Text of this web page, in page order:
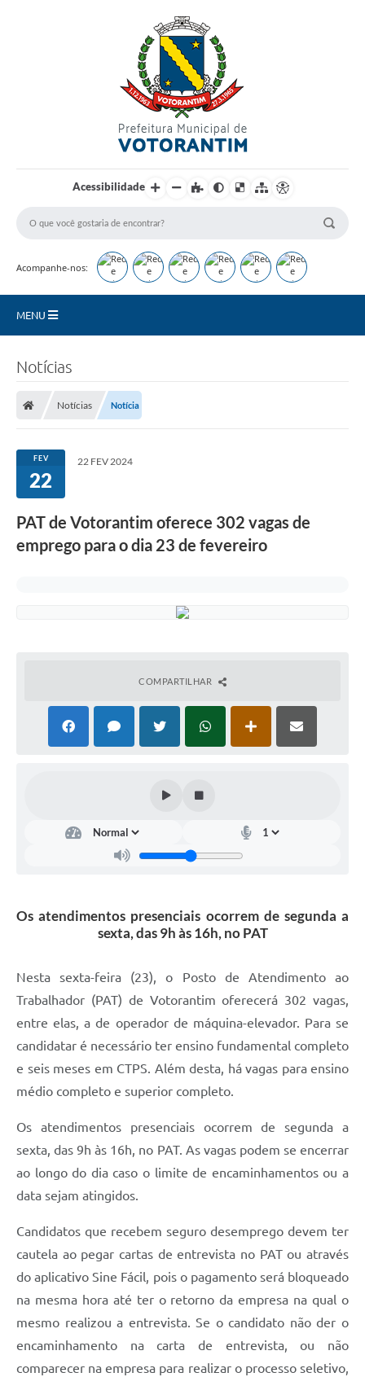
Acessibilidade
Acompanhe-nos:
MENU
Carta de Serviços
Vagas PAT
Transparência
Selo Verde
COVID - 19
Jornal (Edições anteriores)
Uso de Internet e Recursos de Informática
Arquivos para Download
Manual para arquivo de remessa – NFSe
Lei de Acesso à Informação
IPTU Selo Verde
Notícias
Notícias
Notícias Notícia
FEV
22
22 FEV 2024
PAT de Votorantim oferece 302 vagas de
emprego para o dia 23 de fevereiro
COMPARTILHAR
Os atendimentos presenciais ocorrem de segunda a
sexta, das 9h às 16h, no PAT
Nesta sexta-feira (23), o Posto de Atendimento ao
Trabalhador (PAT) de Votorantim oferecerá 302 vagas,
entre elas, a de operador de máquina-elevador. Para se
candidatar é necessário ter ensino fundamental completo
e seis meses em CTPS. Além desta, há vagas para ensino
médio completo e superior completo.
Os atendimentos presenciais ocorrem de segunda a
sexta, das 9h às 16h, no PAT. As vagas podem se encerrar
ao longo do dia caso o limite de encaminhamentos ou a
data sejam atingidos.
Candidatos que recebem seguro desemprego devem ter
cautela ao pegar cartas de entrevista no PAT ou através
do aplicativo Sine Fácil, pois o pagamento será bloqueado
na mesma hora até ter o retorno da empresa na qual o
mesmo realizou a entrevista. Se o candidato não der o
encaminhamento na carta de entrevista, ou não
comparecer na empresa para realizar o processo seletivo,